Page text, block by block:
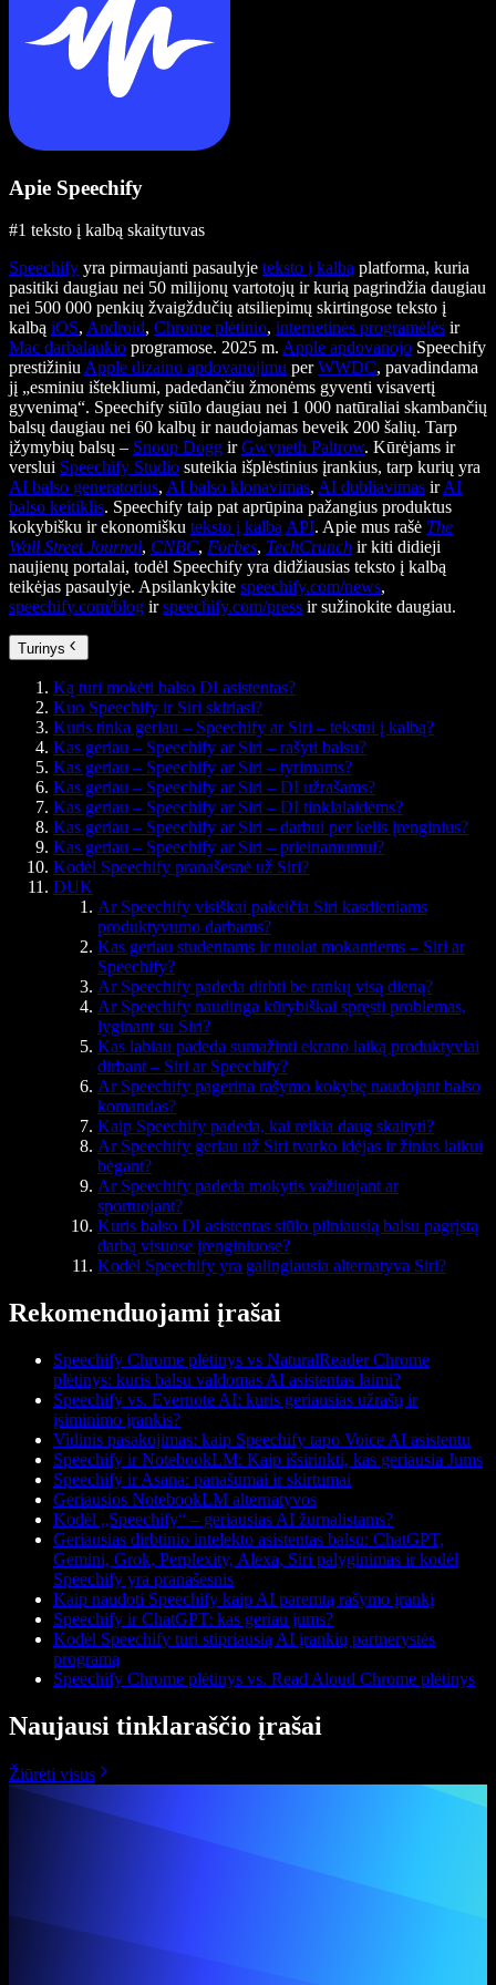
Apie Speechify
#1 teksto į kalbą skaitytuvas
Speechify yra pirmaujanti pasaulyje teksto į kalbą platforma, kuria
pasitiki daugiau nei 50 milijonų vartotojų ir kurią pagrindžia daugiau
nei 500 000 penkių žvaigždučių atsiliepimų skirtingose teksto į
kalbą iOS, Android, Chrome plėtinio, internetinės programėlės ir
Mac darbalaukio programose. 2025 m. Apple apdovanojo Speechify
prestižiniuApple dizaino apdovanojimu perWWDC, pavadindama
jį „esminiu ištekliumi, padedančiu žmonėms gyventi visavertį
gyvenimą“. Speechify siūlo daugiau nei 1 000 natūraliai skambančių
balsų daugiau nei 60 kalbų ir naudojamas beveik 200 šalių. Tarp
įžymybių balsų – Snoop Dogg irGwyneth Paltrow. Kūrėjams ir
verslui Speechify Studio suteikia išplėstinius įrankius, tarp kurių yra
AI balso generatorius, AI balso klonavimas, AI dubliavimas irAI
balso keitiklis. Speechify taip pat aprūpina pažangius produktus
kokybišku ir ekonomišku teksto į kalbą API. Apie mus rašė The
Wall Street Journal, CNBC, Forbes, TechCrunch ir kiti didieji
naujienų portalai, todėl Speechify yra didžiausias teksto į kalbą
teikėjas pasaulyje. Apsilankykite speechify.com/news,
speechify.com/blog irspeechify.com/press ir sužinokite daugiau.
Turinys
Ką turi mokėti balso DI asistentas?
Kuo Speechify ir Siri skiriasi?
Kuris tinka geriau – Speechify ar Siri – tekstui į kalbą?
Kas geriau – Speechify ar Siri – rašyti balsu?
Kas geriau – Speechify ar Siri – tyrimams?
Kas geriau – Speechify ar Siri – DI užrašams?
Kas geriau – Speechify ar Siri – DI tinklalaidėms?
Kas geriau – Speechify ar Siri – darbui per kelis įrenginius?
Kas geriau – Speechify ar Siri – prieinamumui?
Kodėl Speechify pranašesnė už Siri?
DUK
Ar Speechify visiškai pakeičia Siri kasdieniams
produktyvumo darbams?
Kas geriau studentams ir nuolat mokantiems – Siri ar
Speechify?
Ar Speechify padeda dirbti be rankų visą dieną?
Ar Speechify naudinga kūrybiškai spręsti problemas,
lyginant su Siri?
Kas labiau padeda sumažinti ekrano laiką produktyviai
dirbant – Siri ar Speechify?
Ar Speechify pagerina rašymo kokybę naudojant balso
komandas?
Kaip Speechify padeda, kai reikia daug skaityti?
Ar Speechify geriau už Siri tvarko idėjas ir žinias laikui
bėgant?
Ar Speechify padeda mokytis važiuojant ar
sportuojant?
Kuris balso DI asistentas siūlo pilniausią balsu pagrįstą
darbą visuose įrenginiuose?
Kodėl Speechify yra galingiausia alternatyva Siri?
Rekomenduojami įrašai
Speechify Chrome plėtinys vs NaturalReader Chrome
plėtinys: kuris balsu valdomas AI asistentas laimi?
Speechify vs. Evernote AI: kuris geriausias užrašų ir
įsiminimo įrankis?
Vidinis pasakojimas: kaip Speechify tapo Voice AI asistentu
Speechify ir NotebookLM: Kaip išsirinkti, kas geriausia Jums
Speechify ir Asana: panašumai ir skirtumai
Geriausios NotebookLM alternatyvos
Kodėl „Speechify“ – geriausias AI žurnalistams?
Geriausias dirbtinio intelekto asistentas balsu: ChatGPT,
Gemini, Grok, Perplexity, Alexa, Siri palyginimas ir kodėl
Speechify yra pranašesnis
Kaip naudoti Speechify kaip AI paremtą rašymo įrankį
Speechify ir ChatGPT: kas geriau jums?
Kodėl Speechify turi stipriausią AI įrankių partnerystės
programą
Speechify Chrome plėtinys vs. Read Aloud Chrome plėtinys
Naujausi tinklaraščio įrašai
Žiūrėti visus